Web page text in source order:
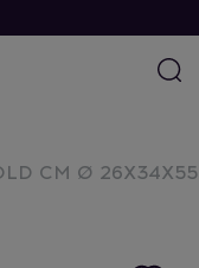
CM Ø 26X34X55